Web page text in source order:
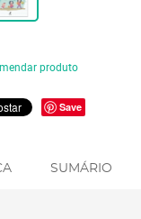
produto
Save
SUMÁRIO